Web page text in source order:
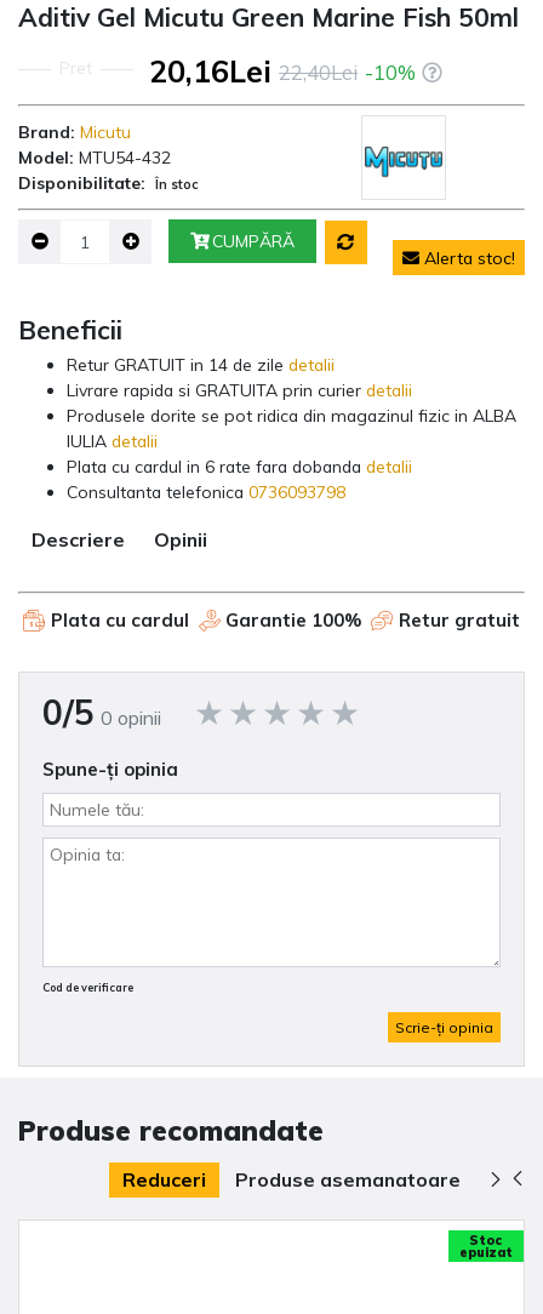
Aditiv Gel Micutu Green Marine Fish 50ml
Pret 20,16Lei 22,40Lei -10%
Descriere Opinii
Brand: Micutu
Model: MTU54-432
Disponibilitate:
În stoc
CUMPĂRĂ
Alerta stoc!
Beneficii
Retur GRATUIT in 14 de zile detalii
Livrare rapida si GRATUITA prin curier detalii
Produsele dorite se pot ridica din magazinul fizic in ALBA
IULIA detalii
Plata cu cardul in 6 rate fara dobanda detalii
Consultanta telefonica 0736093798
Plata cu cardul Garantie 100% Retur gratuit
0/5 0 opinii
Spune-ţi opinia
Cod de verificare
Scrie-ţi opinia
Produse recomandate
Reduceri Produse asemanatoare
Stoc
epuizat